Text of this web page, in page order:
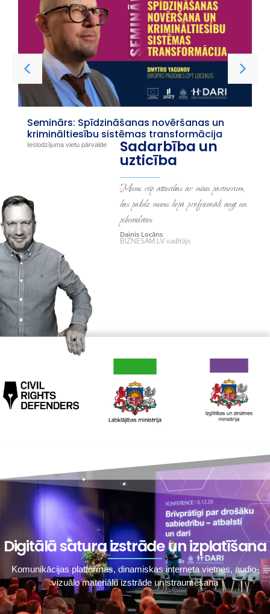
Seminārs: Spīdzināšanas novēršanas un
krimināltiesību sistēmas transformācija
Ieslodzījuma vietu pārvalde Sadarbība un
uzticība
Mums rūp attiecības ar mūsu partneriem,
kas palīdz mums kopā profesionāli augt un
pilnveidoties
Dainis Locāns
BIZNESAM.LV vadītājs
Digitālā satura izstrāde un izplatīšana
Komunikācijas platformas, dinamiskas interneta vietnes, audio-
vizuālo materiālu izstrāde un straumēšana